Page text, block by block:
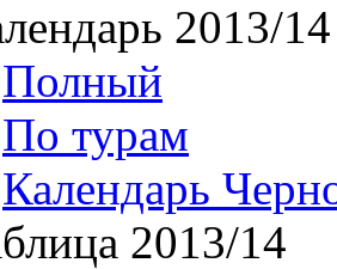
2013/14
Полный
По турам
Календарь
2013/14